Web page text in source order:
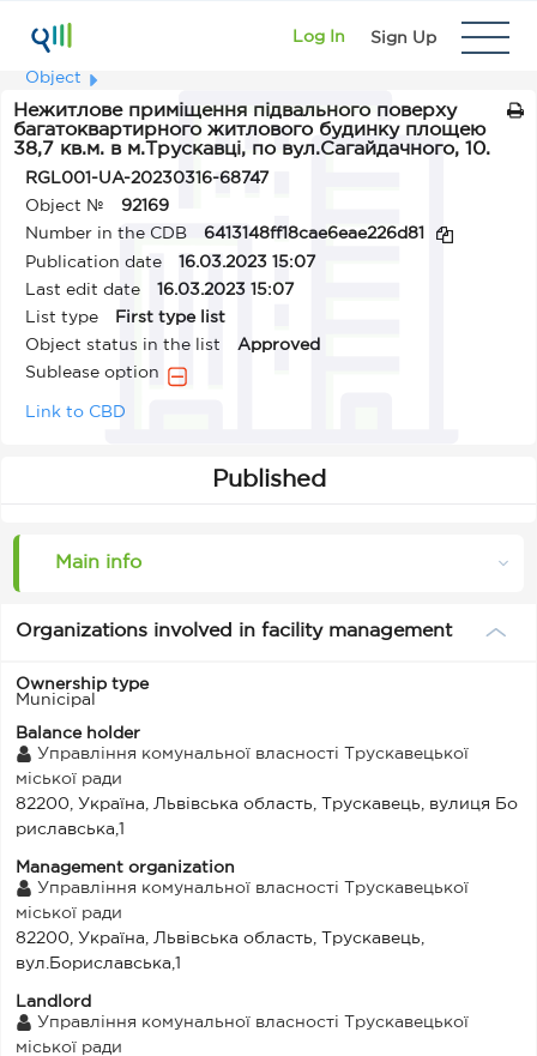
Log In Sign Up
Object
Нежитлове приміщення підвального поверху
багатоквартирного житлового будинку площею
38,7 кв.м. в м.Трускавці, по вул.Сагайдачного, 10.
RGL001-UA-20230316-68747
Object №
92169
Number in the CDB
6413148ff18cae6eae226d81
Publication date
16.03.2023 15:07
Last edit date
16.03.2023 15:07
List type
First type list
Object status in the list
Approved
Sublease option
Link to CBD
Published
Main info
Organizations involved in facility management
Ownership type
Municipal
Balance holder
Управління комунальної власності Трускавецької
міської ради
82200, Україна, Львівська область, Трускавець, вулиця Бо
риславська,1
Management organization
Управління комунальної власності Трускавецької
міської ради
82200, Україна, Львівська область, Трускавець,
вул.Бориславська,1
Landlord
Управління комунальної власності Трускавецької
міської ради